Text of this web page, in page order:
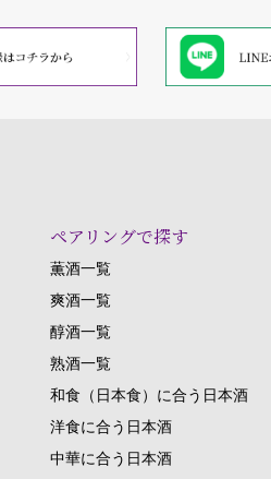
ペアリングで探す
薫酒一覧
爽酒一覧
醇酒一覧
熟酒一覧
和食（日本食）に合う日本酒
洋食に合う日本酒
中華に合う日本酒